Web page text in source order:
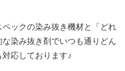
ックの染み抜き機材と「どれ
染み抜き剤でいつも通りどん
応しております♪